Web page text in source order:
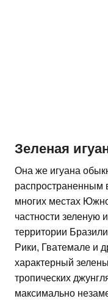
Зеленая
Она же игуана
распространенным
многих местах
частности зеленую
территории
Рики, Гватемале и
характерный
тропических
максимально